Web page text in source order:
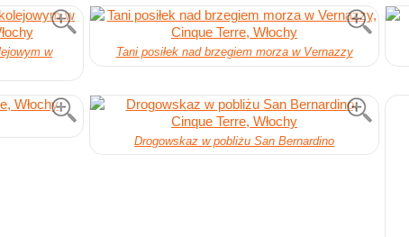
w
Tani posiłek nad brzegiem morza w Vernazzy
Drogowskaz w pobliżu San Bernardino